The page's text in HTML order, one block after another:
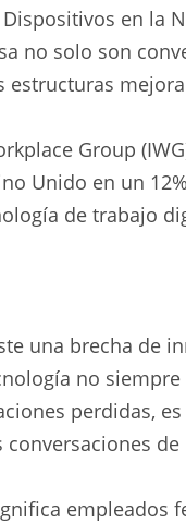
en la
no solo son
estructuras
Group
Unido en un
de trabajo
una brecha de
no
perdidas,
empleados